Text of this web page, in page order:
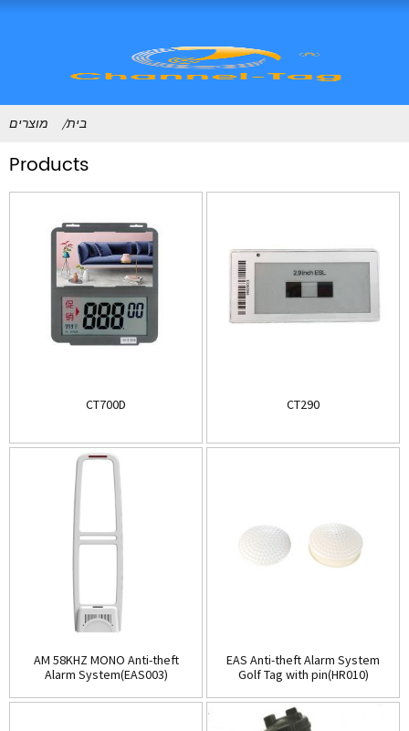
בית מוצרים
Products
CT700D CT290
AM 58KHZ MONO Anti-theft
Alarm System(EAS003)
EAS Anti-theft Alarm System
Golf Tag with pin(HR010)